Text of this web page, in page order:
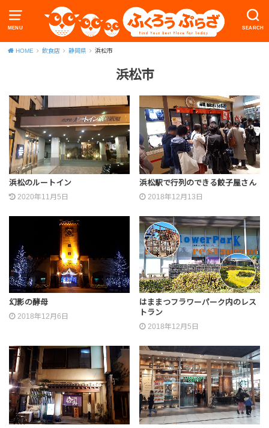
MENU SEARCH
HOME 飲食店 静岡県 浜松市
浜松市
浜松のルートイン
2020年11月5日
浜松駅で行列のできる餃子屋さん
2018年12月13日
幻影の酵母
2018年12月6日
はままつフラワーパーク内のレス
トラン
2018年12月5日